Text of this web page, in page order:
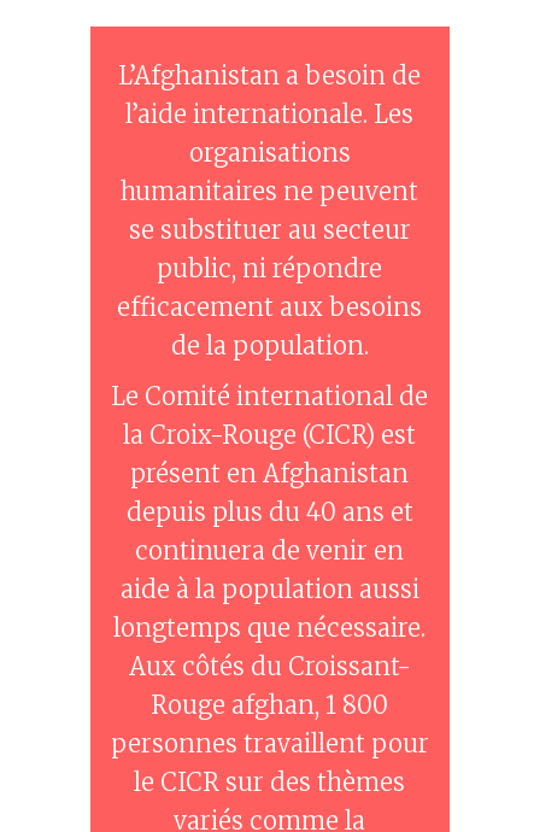
L’Afghanistan a besoin de
l’aide internationale. Les
organisations
humanitaires ne peuvent
se substituer au secteur
public, ni répondre
efficacement aux besoins
de la population.
Le Comité international de
la Croix-Rouge (CICR) est
présent en Afghanistan
depuis plus du 40 ans et
continuera de venir en
aide à la population aussi
longtemps que nécessaire.
Aux côtés du Croissant-
Rouge afghan, 1 800
personnes travaillent pour
le CICR sur des thèmes
variés comme la